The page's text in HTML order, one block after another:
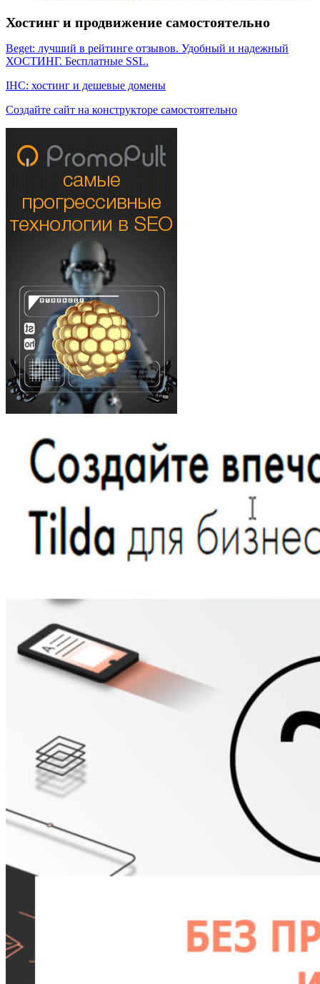
Хостинг и продвижение самостоятельно
Beget: лучший в рейтинге отзывов. Удобный и надежный
ХОСТИНГ. Бесплатные SSL.
IHC: хостинг и дешевые домены
Создайте сайт на конструкторе самостоятельно